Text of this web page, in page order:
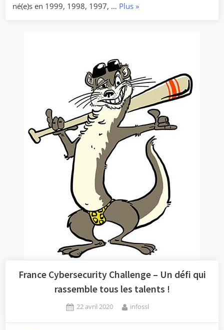
né(e)s en 1999, 1998, 1997, … Plus« France
le
défi
! »
»
France Cybersecurity Challenge – Un défi qui
rassemble tous les talents !
Posted
22 avril 2020 By
infossl